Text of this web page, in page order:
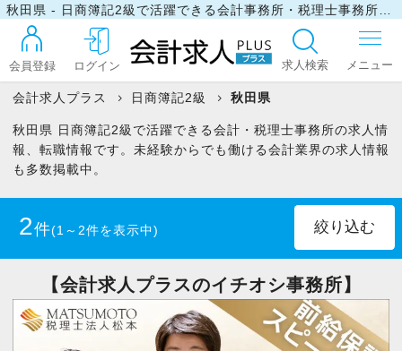
会員登録 ログイン 求人検索
ログイン
マイリスト
お問い合わせ
会計求人プラス 日商簿記2級 秋田県
秋田県 日商簿記2級で活躍できる会計・税理士事務所の求人情
報、転職情報です。未経験からでも働ける会計業界の求人情報
も多数掲載中。
2件(1～2件を表示中)
正社員(1) パート・アルバイト(1)
【会計求人プラスのイチオシ事務所】